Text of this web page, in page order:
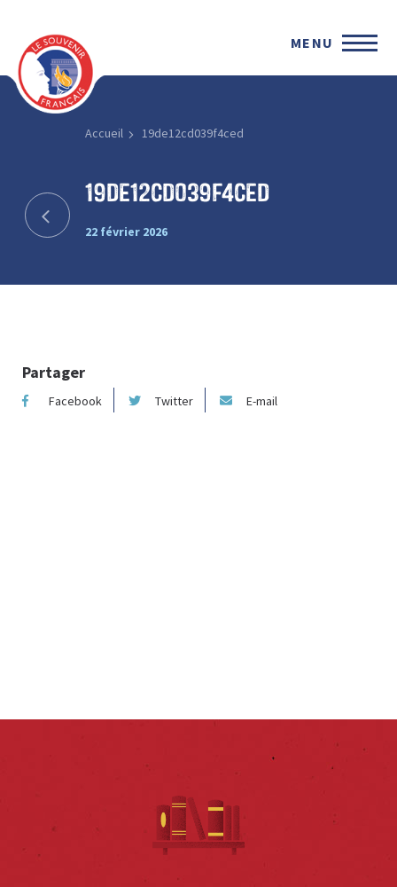
MENU
Accueil 19de12cd039f4ced
19de12cd039f4ced
22 février 2026
Partager
Facebook Twitter E-mail